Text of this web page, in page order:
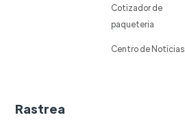
Cotizador de
paqueteria
Centro de Noticias
Rastrea